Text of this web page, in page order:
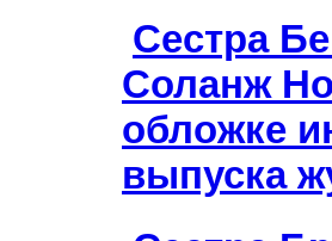
Сестра
Соланж
обложке
выпуска